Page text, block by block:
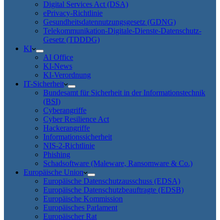
Digital Services Act (DSA)
ePrivacy-Richtlinie
Gesundheitsdatennutzungsgesetz (GDNG)
Telekommunikation-Digitale-Dienste-Datenschutz-
Gesetz (TDDDG)
KI
AI Office
KI-News
KI-Verordnung
IT-Sicherheit
Bundesamt für Sicherheit in der Informationstechnik
(BSI)
Cyberangriffe
Cyber Resilience Act
Hackerangriffe
Informationssicherheit
NIS-2-Richtlinie
Phishing
Schadsoftware (Maleware, Ransomware & Co.)
Europäische Union
Europäische Datenschutzausschuss (EDSA)
Europäische Datenschutzbeauftragte (EDSB)
Europäische Kommission
Europäisches Parlament
Europäischer Rat